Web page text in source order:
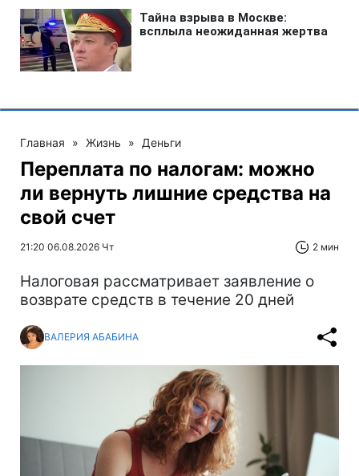
Главная » Жизнь » Деньги
Переплата по налогам: можно
ли вернуть лишние средства на
свой счет
21:20 06.08.2026 Чт 2 мин
Налоговая рассматривает заявление о
возврате средств в течение 20 дней
ВАЛЕРИЯ АБАБИНА